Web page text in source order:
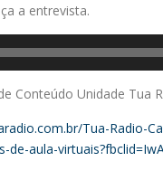
a entrevista.
Conteúdo Unidade Tua
Tua-Radio-
de-aula-